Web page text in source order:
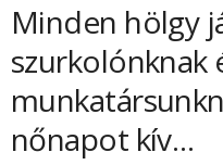
Minden hölgy
szurkolónknak
nőnapot kív…